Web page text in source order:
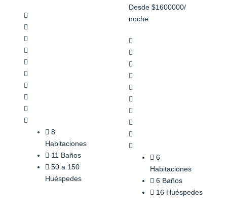
8
Habitaciones
11 Baños
50 a 150
Huéspedes
Desde $1600000/
noche
6
Habitaciones
6 Baños
16 Huéspedes